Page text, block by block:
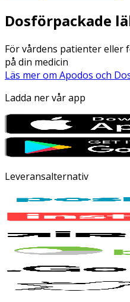
Dosförpackade
För vårdens patienter eller
på din medicin
Läs mer om Apodos och
Ladda ner vår app
Leveransalternativ